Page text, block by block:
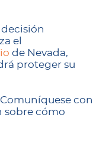
el
de Nevada,
proteger su
con
sobre cómo